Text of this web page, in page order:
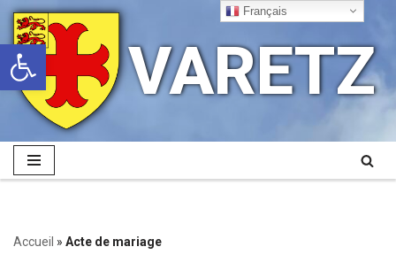
Ouvrir la barre d’outils
Aller
au
contenu
VARETZ
Accueil » Acte de mariage
Français